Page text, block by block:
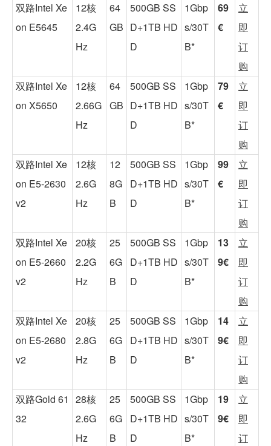
双路Intel Xe
on E5645
12核
2.4G
Hz
64
GB
500GB SS
D+1TB HD
D
1Gbp
s/30T
B*
69
€
立
即
订
购
双路Intel Xe
on X5650
12核
2.66G
Hz
64
GB
500GB SS
D+1TB HD
D
1Gbp
s/30T
B*
79
€
立
即
订
购
双路Intel Xe
on E5-2630
v2
12核
2.6G
Hz
12
8G
B
500GB SS
D+1TB HD
D
1Gbp
s/30T
B*
99
€
立
即
订
购
双路Intel Xe
on E5-2660
v2
20核
2.2G
Hz
25
6G
B
500GB SS
D+1TB HD
D
1Gbp
s/30T
B*
13
9€
立
即
订
购
双路Intel Xe
on E5-2680
v2
20核
2.8G
Hz
25
6G
B
500GB SS
D+1TB HD
D
1Gbp
s/30T
B*
14
9€
立
即
订
购
双路Gold 61
32
28核
2.6G
Hz
25
6G
B
500GB SS
D+1TB HD
D
1Gbp
s/30T
B*
19
9€
立
即
订